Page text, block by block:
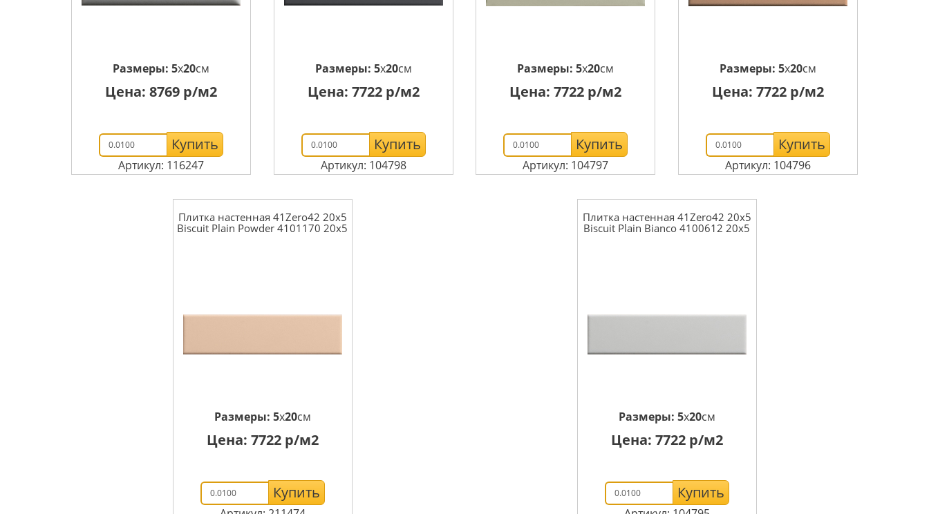
Размеры:5x20см
Цена:8769 р/м2
Купить
Артикул: 116247
Размеры: 5x20см
Цена: 7722р/м2
Купить
Артикул: 104798
Размеры:5x20см
Цена:7722 р/м2
Купить
Артикул: 104797
Размеры: 5x20см
Цена: 7722р/м2
Купить
Артикул: 104796
Плитка настенная 41Zero42 20x5
Biscuit Plain Powder 4101170 20x5
Размеры: 5x20см
Цена: 7722р/м2
Купить
Плитка настенная 41Zero42 20x5
Biscuit Plain Bianco 4100612 20x5
Размеры: 5x20см
Цена: 7722р/м2
Купить